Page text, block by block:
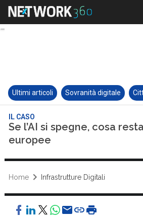
Ultimi articoli Sovranità digitale
IL CASO
Se l’AI si spegne, cosa
europee
Home Infrastrutture Digitali